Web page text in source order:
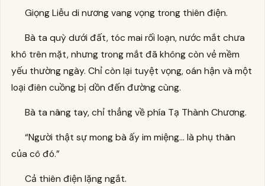
Giọng Liễu di nương vang vọng trong thiên điện.
Bà ta quỳ dưới đất, tóc mai rối loạn, nước mắt chưa
khô trên mặt, nhưng trong mắt đã không còn vẻ mềm
yếu thường ngày. Chỉ còn lại tuyệt vọng, oán hận và một
loại điên cuồng bị dồn đến đường cùng.
Bà ta nâng tay, chỉ thẳng về phía Tạ Thành Chương.
“Người thật sự mong bà ấy im miệng… là phụ thân
của cô đó.”
Cả thiên điện lặng ngắt.